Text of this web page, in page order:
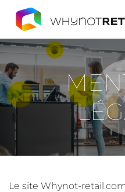
Le site Whynot-